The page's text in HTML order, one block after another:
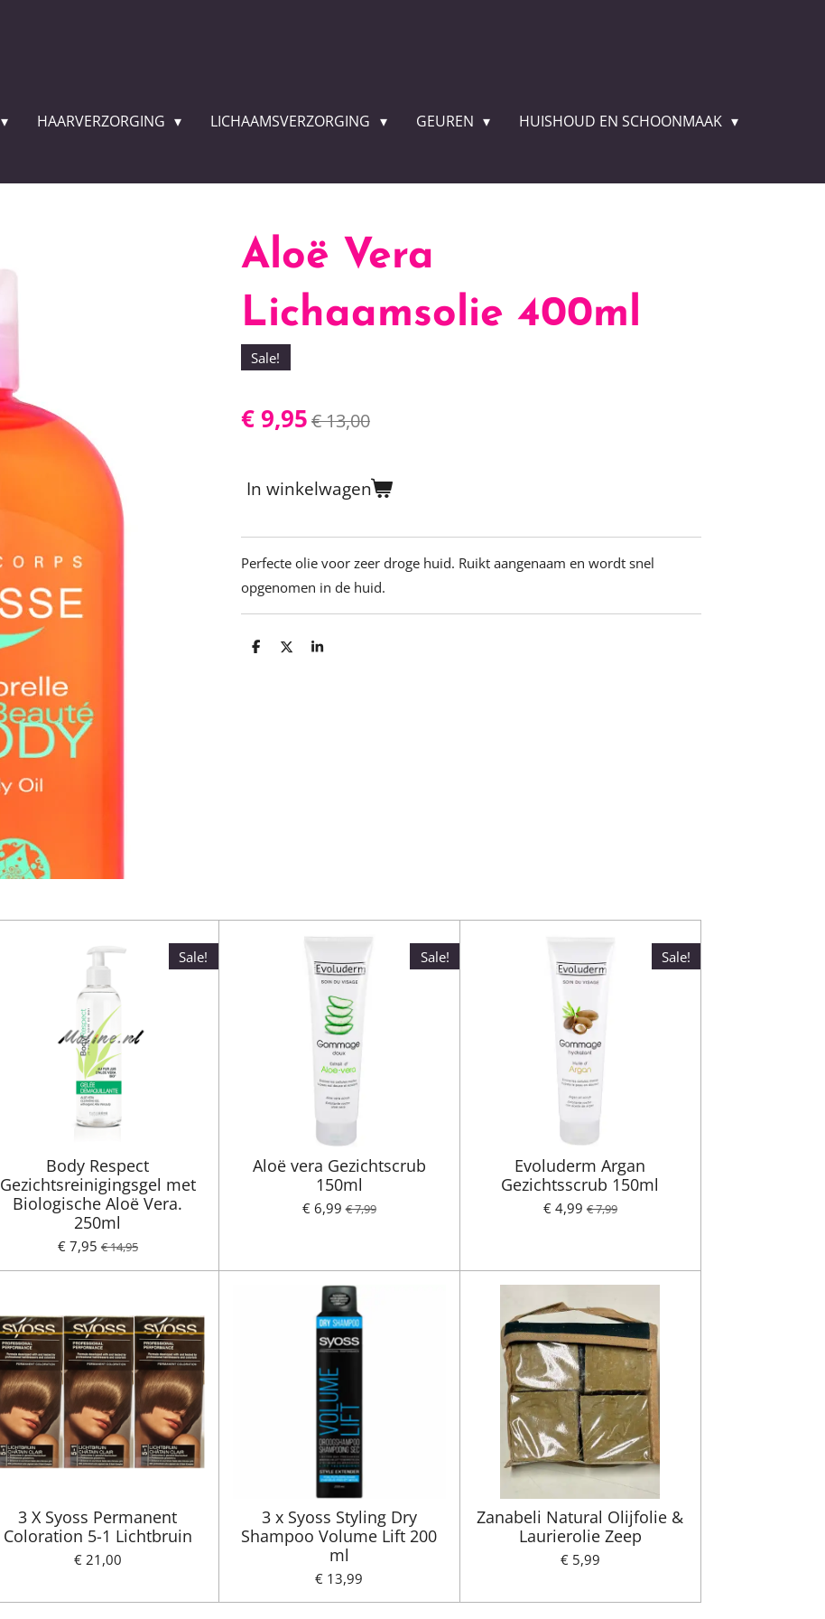
HAARVERZORGING LICHAAMSVERZORGING GEUREN
HUISHOUD EN SCHOONMAAK
Aloë Vera
Lichaamsolie 400ml
Sale!
€ 9,95€ 13,00
In winkelwagen
Perfecte olie voor zeer droge huid. Ruikt aangenaam en wordt snel
opgenomen in de huid.
D
D
S
Sale!
Body Respect
Gezichtsreinigingsgel met
Biologische Aloë Vera.
250ml
€ 7,95 € 14,95
Sale!
Aloë vera Gezichtscrub
150ml
€ 6,99 € 7,99
Sale!
Evoluderm Argan
Gezichtsscrub 150ml
€ 4,99 € 7,99
3 X Syoss Permanent
Coloration 5-1 Lichtbruin
€ 21,00
3 x Syoss Styling Dry
Shampoo Volume Lift 200
ml
€ 13,99
Zanabeli Natural Olijfolie &
Laurierolie Zeep
€ 5,99